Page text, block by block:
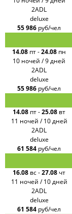
2ADL
deluxe
55 986 руб/чел
14.08 пт-24.08 пн
10 ночей / 9 дней
2ADL
deluxe
55 986 руб/чел
14.08 пт-25.08 вт
11 ночей / 10 дней
2ADL
deluxe
61 584 руб/чел
16.08 вс-27.08 чт
11 ночей / 10 дней
2ADL
deluxe
61 584 руб/чел